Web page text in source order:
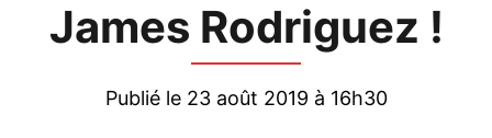
James Rodriguez !
Publié le 23 août 2019 à 16h30